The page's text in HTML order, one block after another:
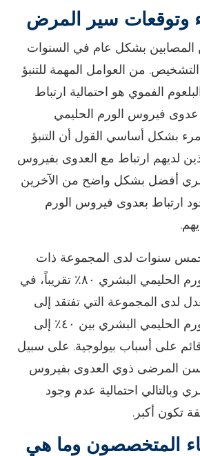
وتوقعات سير المرض
٦٠٪ من المصابين بشكل عام في السنوات
من العوامل المهمة للتنبؤ
الفموي هو احتمالية ارتباط
فيروس الورم الحليمي
بشكل أساسي القول أن التنبؤ
لديهم ارتباط مع العدوى بفيروس
أفضل بشكل واضح من الآخرين
ارتباط بعدوى فيروس الورم
لخمس سنوات لدى المجموعة ذات
العدوى بفيروس الورم الحليمي البشري ٨٠٪ تقريباً، في
لدى المجموعة التي تفتقد إلى
العدوى بفيروس الورم الحليمي البشري بين ٤٠٪ إلى
قائم على أسباب بيولوجية. على سبيل
سن المرضى ذوي العدوى بفيروس
وبالتالي احتمالية عدم وجود
تكون أكبر.
المتخصصون وما هي